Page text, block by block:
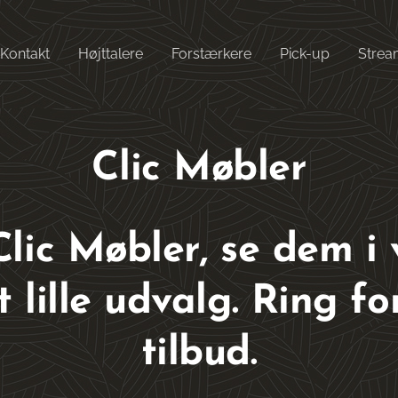
Højttalere Forstærkere Pick-up
Clic Møbler
Møbler, se dem i
lille udvalg. Ring
tilbud.